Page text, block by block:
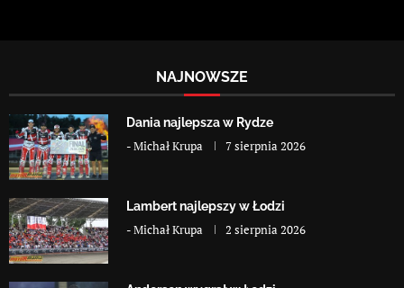
NAJNOWSZE
Dania najlepsza w Rydze
-Michał Krupa 7 sierpnia 2026
Lambert najlepszy w Łodzi
-Michał Krupa 2 sierpnia 2026